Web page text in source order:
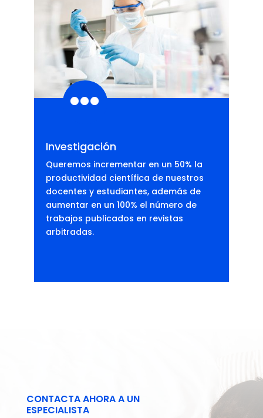

Investigación
Queremos incrementar en un 50% la
productividad científica de nuestros
docentes y estudiantes, además de
aumentar en un 100% el número de
trabajos publicados en revistas
arbitradas.
CONTACTA AHORA A UN
ESPECIALISTA